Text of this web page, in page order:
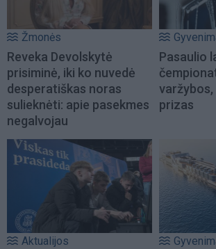
Žmonės
Reveka Devolskytė
prisiminė, iki ko nuvedė
desperatiškas noras
sulieknėti: apie pasekmes
negalvojau
Pasaulio
prizas
Aktualijos